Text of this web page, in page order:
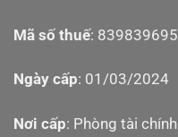
Mã số thuế:
Ngày cấp: 01/03/2024
Nơi cấp: Phòng tài